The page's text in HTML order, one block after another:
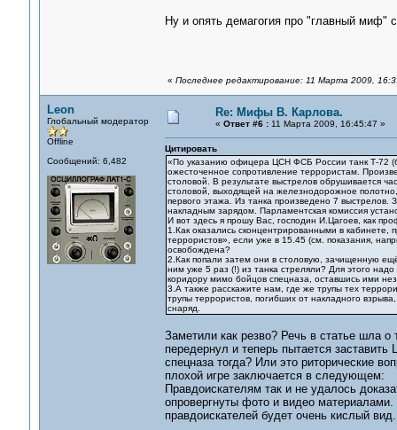
Ну и опять демагогия про "главный миф"
« Последнее редактирование: 11 Марта 2009,
Leon
Глобальный модератор
Offline
Сообщений: 6,482
Re: Мифы В. Карлова.
« Ответ #6 :11 Марта 2009, 16:45:47 »
Цитировать
«По указанию офицера ЦСН ФСБ России танк Т-72
ожесточенное сопротивление террористам.
столовой. В результате выстрелов обрушивается
столовой, выходящей на железнодорожное
первого этажа. Из танка произведено 7
накладным зарядом. Парламентская комиссия
И вот здесь я прошу Вас, господин И.Цагоев, как
1.Как оказались сконцентрированными в
террористов», если уже в 15.45 (см. показания,
освобождена?
2.Как попали затем они в столовую, зачищенную
ним уже 5 раз (!) из танка стреляли? Для этого
коридору мимо бойцов спецназа, оставшись ими
3.А также расскажите нам, где же трупы тех
трупы террористов, погибших от накладного
снаряд.
Заметили как резво? Речь в статье шла
передернул и теперь пытается
спецназа тогда? Или это риторические
плохой игре заключается в следующем:
Правдоискателям так и не удалось
опровергнуты фото и видео
правдоискателей будет очень кислый